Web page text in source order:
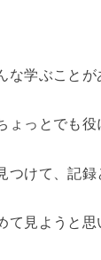
学ぶこと
っとでも役
けて、記録
見ようと思